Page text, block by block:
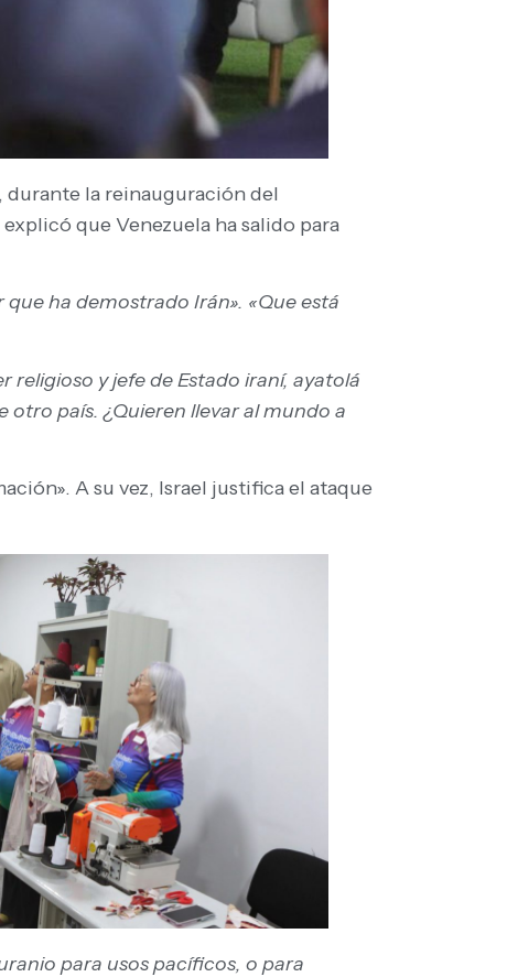
, durante la reinauguración del
que Venezuela ha salido para
ha demostrado Irán». «Que está
religioso y jefe de Estado iraní, ayatolá
otro país. ¿Quieren llevar al mundo a
A su vez, Israel justifica el ataque
para usos pacíficos, o para